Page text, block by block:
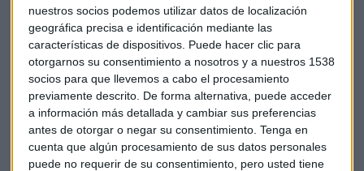
nuestros socios podemos utilizar datos de localización
geográfica precisa e identificación mediante las
características de dispositivos. Puede hacer clic para
otorgarnos su consentimiento a nosotros y a nuestros 1538
socios para que llevemos a cabo el procesamiento
previamente descrito. De forma alternativa, puede acceder
a información más detallada y cambiar sus preferencias
antes de otorgar o negar su consentimiento. Tenga en
cuenta que algún procesamiento de sus datos personales
puede no requerir de su consentimiento, pero usted tiene
*Lo sentimos pero el audio ha sido eliminado
Impuesto Sociedades Ie business scholl